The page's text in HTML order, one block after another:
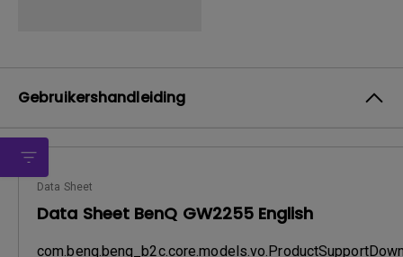
Gebruikershandleiding
Data Sheet
Data Sheet BenQ GW2255 English